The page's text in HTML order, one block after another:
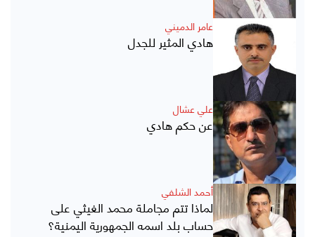
عامر الدميني
هادي المثير للجدل
علي عشال
عن حكم هادي
أحمد الشلفي
لماذا تتم مجاملة محمد الغيثي على
حساب بلد اسمه الجمهورية اليمنية؟